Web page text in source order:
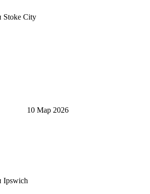
Stoke City
10 Мар 2026
Ipswich